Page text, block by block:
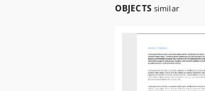
OBJECTS similar